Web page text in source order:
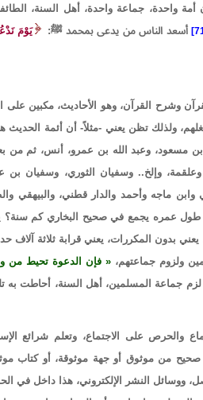
واحدة، جماعة واحدة، أهل السنة، الطائفة
أسعد الناس من يدعى بمحمد ﷺ: يَوْمَ
وشرح القرآن، وهو الأحاديث، مكبين
ولذلك تظن يعني -مثلاً- أن أئمة الحديث
مسعود، وعبد الله بن عمرو، أنس، ثم من
وإلخ.. وسفيان الثوري، وسفيان بن
وابن ماجه وأحمد والدار قطني، والبيهقي
عمره يجمع في صحيح البخاري كم سنة؟
يعني بدون المكررات، يعني قرابة ثلاثة آلاف
ولزوم جماعتهم، فإن الدعوة تحيط من
لزم جماعة المسلمين، أهل السنة، أحاطت به
على الاجتماع، وتعلم شرائع
صحيح من موثوق أو جهة موثوقة، أو كتاب
ووسائل النشر الإلكتروني، هذا داخل في